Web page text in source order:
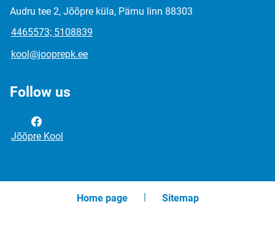
Audru tee 2, Jõõpre küla, Pärnu linn 88303
4465573; 5108839
kool@jooprepk.ee
Follow us
Jõõpre Kool
Home page Sitemap